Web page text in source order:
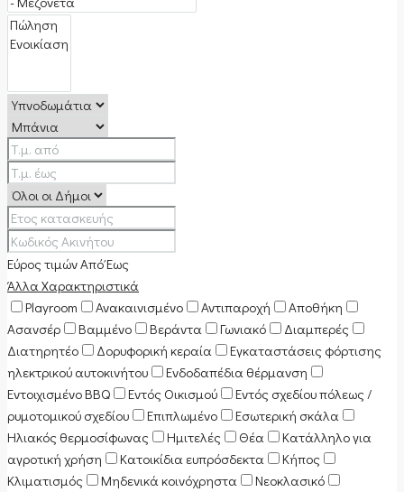
Εύρος τιμώνΑπόΈως
Άλλα Χαρακτηριστικά
Playroom
Ανακαινισμένο Αντιπαροχή
Αποθήκη
Ασανσέρ
Βαμμένο Βεράντα Γωνιακό
Διαμπερές
Διατηρητέο
Δορυφορική κεραία
Εγκαταστάσεις φόρτισης
ηλεκτρικού αυτοκινήτου
Ενδοδαπέδια θέρμανση
Εντοιχισμένο BBQ
Εντός Οικισμού
Εντός σχεδίου πόλεως /
ρυμοτομικού σχεδίου
Επιπλωμένο
Εσωτερική σκάλα
Ηλιακός θερμοσίφωνας
Ημιτελές Θέα
Κατάλληλο για
αγροτική χρήση
Κατοικίδια ευπρόσδεκτα
Κήπος
Κλιματισμός
Μηδενικά κοινόχρηστα
Νεοκλασικό